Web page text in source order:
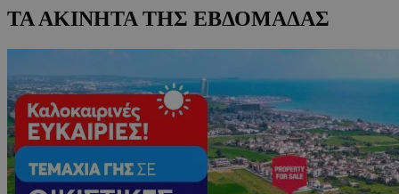
ΤΑ ΑΚΙΝΗΤΑ ΤΗΣ ΕΒΔΟΜΑΔΑΣ